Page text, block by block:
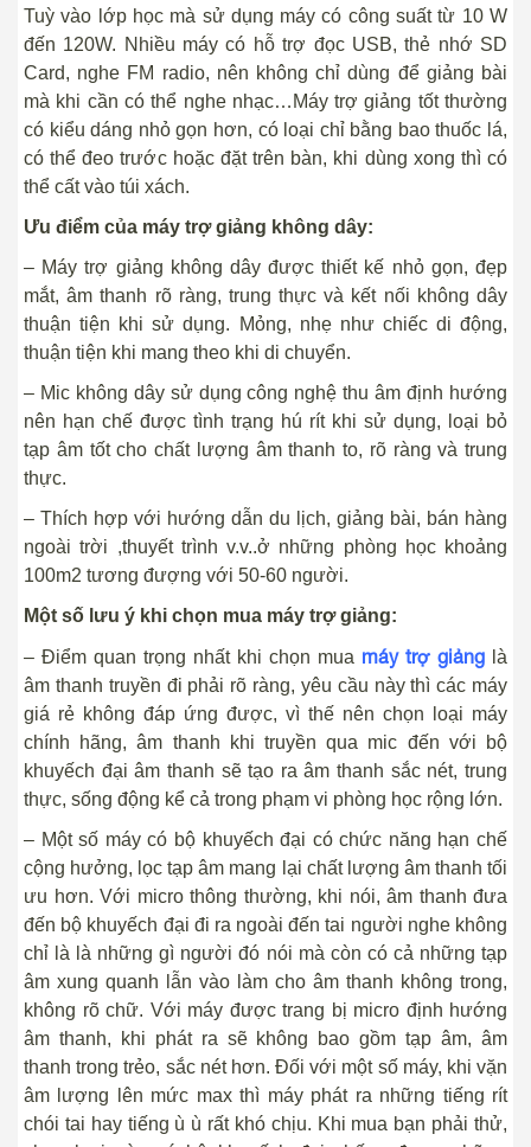
Tuỳ vào lớp học mà sử dụng máy có công suất từ 10 W
đến 120W. Nhiều máy có hỗ trợ đọc USB, thẻ nhớ SD
Card, nghe FM radio, nên không chỉ dùng để giảng bài
mà khi cần có thể nghe nhạc…Máy trợ giảng tốt thường
có kiểu dáng nhỏ gọn hơn, có loại chỉ bằng bao thuốc lá,
có thể đeo trước hoặc đặt trên bàn, khi dùng xong thì có
thể cất vào túi xách.
Ưu điểm của máy trợ giảng không dây:
– Máy trợ giảng không dây được thiết kế nhỏ gọn, đẹp
mắt, âm thanh rõ ràng, trung thực và kết nối không dây
thuận tiện khi sử dụng. Mỏng, nhẹ như chiếc di động,
thuận tiện khi mang theo khi di chuyển.
– Mic không dây sử dụng công nghệ thu âm định hướng
nên hạn chế được tình trạng hú rít khi sử dụng, loại bỏ
tạp âm tốt cho chất lượng âm thanh to, rõ ràng và trung
thực.
– Thích hợp với hướng dẫn du lịch, giảng bài, bán hàng
ngoài trời ,thuyết trình v.v..ở những phòng học khoảng
100m2 tương đượng với 50-60 người.
Một số lưu ý khi chọn mua máy trợ giảng:
– Điểm quan trọng nhất khi chọn mua máy trợ giảng là
âm thanh truyền đi phải rõ ràng, yêu cầu này thì các máy
giá rẻ không đáp ứng được, vì thế nên chọn loại máy
chính hãng, âm thanh khi truyền qua mic đến với bộ
khuyếch đại âm thanh sẽ tạo ra âm thanh sắc nét, trung
thực, sống động kể cả trong phạm vi phòng học rộng lớn.
– Một số máy có bộ khuyếch đại có chức năng hạn chế
cộng hưởng, lọc tạp âm mang lại chất lượng âm thanh tối
ưu hơn. Với micro thông thường, khi nói, âm thanh đưa
đến bộ khuyếch đại đi ra ngoài đến tai người nghe không
chỉ là là những gì người đó nói mà còn có cả những tạp
âm xung quanh lẫn vào làm cho âm thanh không trong,
không rõ chữ. Với máy được trang bị micro định hướng
âm thanh, khi phát ra sẽ không bao gồm tạp âm, âm
thanh trong trẻo, sắc nét hơn. Đối với một số máy, khi vặn
âm lượng lên mức max thì máy phát ra những tiếng rít
chói tai hay tiếng ù ù rất khó chịu. Khi mua bạn phải thử,